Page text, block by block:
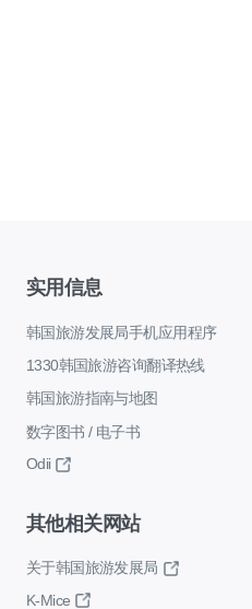
实用信息
韩国旅游发展局手机应用程序
1330韩国旅游咨询翻译热线
韩国旅游指南与地图
数字图书 / 电子书
Odii
其他相关网站
关于韩国旅游发展局
K-Mice